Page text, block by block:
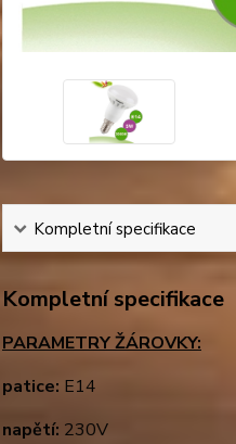
Kompletní specifikace
Kompletní specifikace
PARAMETRY ŽÁROVKY:
patice: E14
napětí: 230V